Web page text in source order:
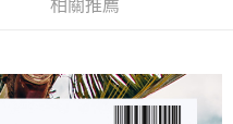
即可完成結帳。
方視為交易完成。
，但若您需要取消訂單，請聯絡
仍視為有效，需透過AFTEE先享
費
相關推薦